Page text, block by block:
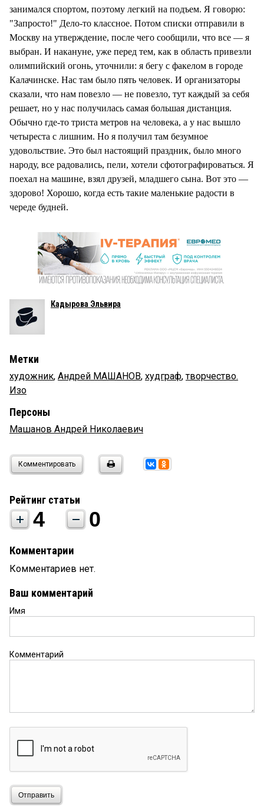
занимался спортом, поэтому легкий на подъем. Я говорю:
"Запросто!" Дело-то классное. Потом списки отправили в
Москву на утверждение, после чего сообщили, что все — я
выбран. И накануне, уже перед тем, как в область привезли
олимпийский огонь, уточнили: я бегу с факелом в городе
Калачинске. Нас там было пять человек. И организаторы
сказали, что нам повезло — не повезло, тут каждый за себя
решает, но у нас получилась самая большая дистанция.
Обычно где-то триста метров на человека, а у нас вышло
четыреста с лишним. Но я получил там безумное
удовольствие. Это был настоящий праздник, было много
народу, все радовались, пели, хотели сфотографироваться. Я
поехал на машине, взял друзей, младшего сына. Вот это —
здорово! Хорошо, когда есть такие маленькие радости в
череде будней.
Кадырова Эльвира
Метки
художник, Андрей МАШАНОВ, худграф,творчество.
Изо
Персоны
Машанов Андрей Николаевич
Комментировать
Рейтинг статьи
4 0
Комментарии
Комментариев нет.
Ваш комментарий
Имя
Комментарий
Отправить